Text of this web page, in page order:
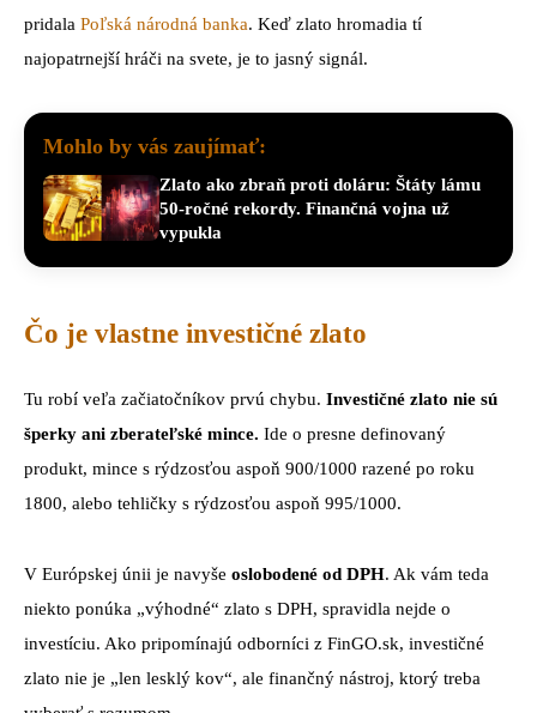
pridala Poľská národná banka. Keď zlato hromadia tí
najopatrnejší hráči na svete, je to jasný signál.
Mohlo by vás zaujímať:
Zlato ako zbraň proti doláru: Štáty lámu
50-ročné rekordy. Finančná vojna už
vypukla
Čo je vlastne investičné zlato
Tu robí veľa začiatočníkov prvú chybu. Investičné zlato nie sú
šperky ani zberateľské mince. Ide o presne definovaný
produkt, mince s rýdzosťou aspoň 900/1000 razené po roku
1800, alebo tehličky s rýdzosťou aspoň 995/1000.
V Európskej únii je navyše oslobodené od DPH. Ak vám teda
niekto ponúka „výhodné“ zlato s DPH, spravidla nejde o
investíciu. Ako pripomínajú odborníci z FinGO.sk, investičné
zlato nie je „len lesklý kov“, ale finančný nástroj, ktorý treba